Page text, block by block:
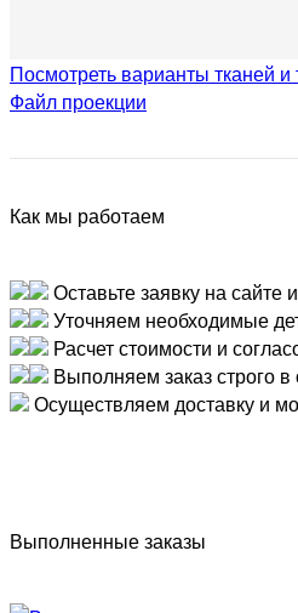
Посмотреть варианты тканей
Файл проекции
Как мы работаем
Оставьте заявку на сайте
Уточняем необходимые
Расчет стоимости и
Выполняем заказ строго
Осуществляем доставку и
Выполненные заказы